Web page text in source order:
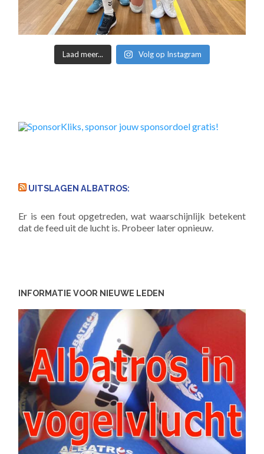
Laad meer... Volg op Instagram
UITSLAGEN ALBATROS:
Er is een fout opgetreden, wat waarschijnlijk betekent
dat de feed uit de lucht is. Probeer later opnieuw.
INFORMATIE VOOR NIEUWE LEDEN